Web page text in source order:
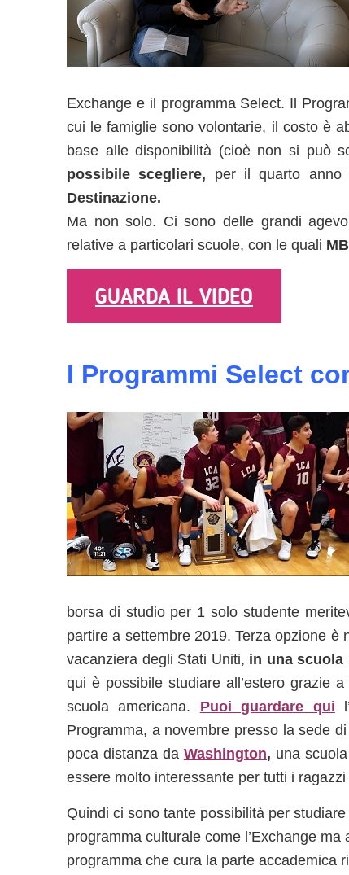
Exchange e il programma Select. Il
cui le famiglie sono volontarie, il costo è
base alle disponibilità (cioè non si può
possibile scegliere, per il quarto
Destinazione.
Ma non solo. Ci sono delle grandi
relative a particolari scuole, con le quali
GUARDA IL VIDEO
I Programmi Select
borsa di studio per 1 solo studente
partire a settembre 2019. Terza opzione è
vacanziera degli Stati Uniti, in una scuola
qui è possibile studiare all’estero grazie
scuola americana. Puoi guardare qui
Programma, a novembre presso la sede
poca distanza da Washington, una
essere molto interessante per tutti i
Quindi ci sono tante possibilità per
programma culturale come l’Exchange
programma che cura la parte accademica